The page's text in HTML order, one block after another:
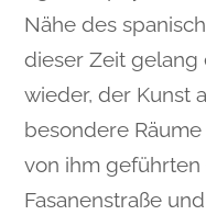
Nähe des
dieser Zeit gelang
wieder, der Kunst
besondere
von ihm
Fasanenstraße